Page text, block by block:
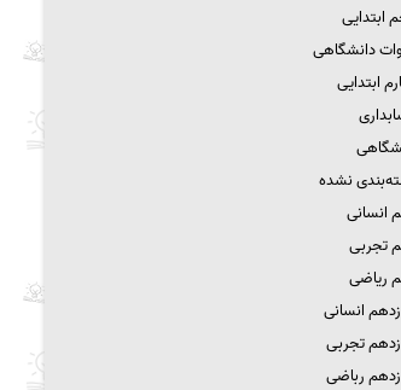
ابتدایی
دانشگاهی
ابتدایی
نشده
انسانی
تجربی
ریاضی
انسانی
تجربی
رباضی